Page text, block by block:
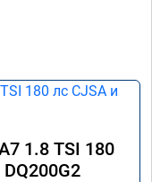
1.8 TSI 180